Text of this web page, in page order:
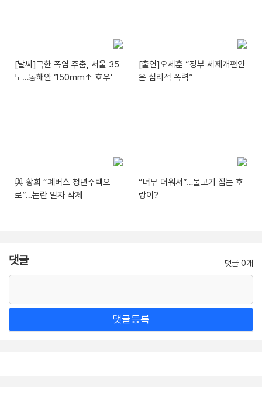
[날씨]극한 폭염 주춤, 서울 35
도…동해안 ‘150mm↑ 호우’
[출연]오세훈 “정부 세제개편안
은 심리적 폭력”
與 황희 “폐버스 청년주택으
로”…논란 일자 삭제
“너무 더워서”…물고기 잡는 호
랑이?
댓글 댓글 0개
댓글등록